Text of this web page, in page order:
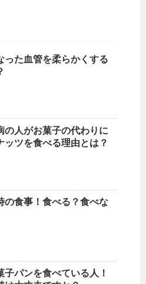
った血管を柔らかくする
の人がお菓子の代わりに
ッツを食べる理由とは？
の食事！食べる？食べな
子パンを食べている人！